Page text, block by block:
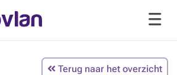
Terug naar het overzicht